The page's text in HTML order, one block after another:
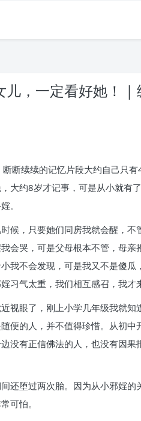
儿，一定看好她！ |
断续续的记忆片段大约自己只
大约8岁才记事，可是从小就有
。
候，只要她们同房我就会醒，
会哭，可是父母根本不管，母
不会发现，可是我又不是傻
气太重，我们相互感召，我才
视眼了，刚上小学几年级我就
的人，并不值得珍惜。从初中
没有正信佛法的人，也没有因
还堕过两次胎。因为从小邪婬
可怕。